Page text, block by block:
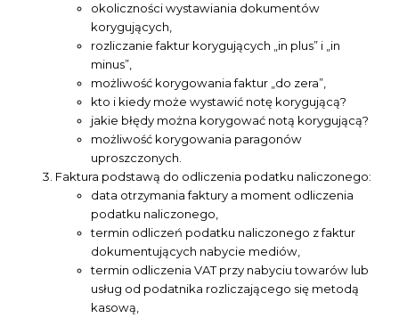
okoliczności wystawiania dokumentów
korygujących,
rozliczanie faktur korygujących „in plus” i „in
minus”,
możliwość korygowania faktur „do zera”,
kto i kiedy może wystawić notę korygującą?
jakie błędy można korygować notą korygującą?
możliwość korygowania paragonów
uproszczonych.
Faktura podstawą do odliczenia podatku naliczonego:
data otrzymania faktury a moment odliczenia
podatku naliczonego,
termin odliczeń podatku naliczonego z faktur
dokumentujących nabycie mediów,
termin odliczenia VAT przy nabyciu towarów lub
usług od podatnika rozliczającego się metodą
kasową,